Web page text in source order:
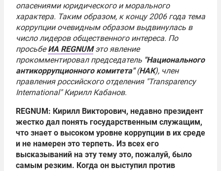
опасениями юридического и морального
характера. Таким образом, к концу 2006 года тема
коррупции очевидным образом выдвинулась в
число лидеров общественного интереса. По
просьбеИА REGNUMэто явление
прокомментировал председатель "Национального
антикоррупционного комитета"(НАК), член
правления российского отделения "Transparency
International"Кирилл Кабанов.
REGNUM: Кирилл Викторович, недавно президент
жестко дал понять государственным служащим,
что знает о высоком уровне коррупции в их среде
и не намерен это терпеть. Из всех его
высказываний на эту тему это, пожалуй, было
самым резким. Когда он выступил против